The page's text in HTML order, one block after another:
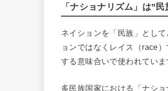
「ナショナリズム」は”
ネイションを「民族」として
ョンではなくレイス（race
する意味合いで使われていま
多民族国家における「ナシ